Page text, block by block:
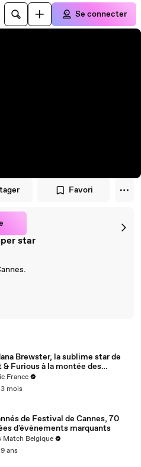
Se connecter
Favori
star
Brewster, la sublime star de
& Furious à la montée des
au Festival de Cannes
France
mois
de Festival de Cannes, 70
d'évènements marquants
Match Belgique
ans